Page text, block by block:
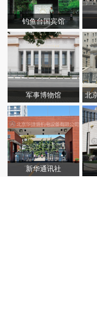
钓鱼台国宾馆
军事博物馆
新华通讯社